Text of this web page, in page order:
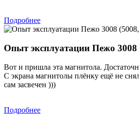
Подробнее
Опыт эксплуатации Пежо 3008
Вот и пришла эта магнитола.
С экрана магнитолы плёнку ещё не
сам засвечен )))
Подробнее